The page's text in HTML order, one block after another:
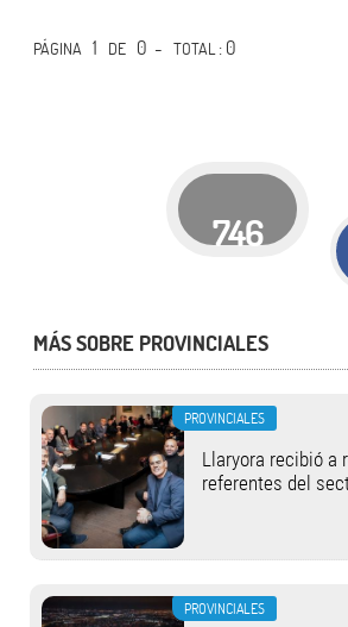
PÁGINA 1 DE 0 -TOTAL: 0
746
MÁS SOBRE PROVINCIALES
PROVINCIALES
Llaryora recibió a
referentes del
PROVINCIALES